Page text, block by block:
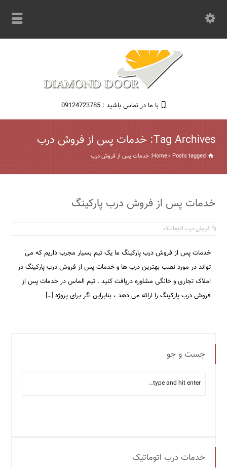
با ما در تماس باشید : 09124723785
Tag Archives: خدمات پس از فروش درب
Home Posts tagged: خدمات پس از فروش درب
خدمات پس از فروش درب پارکینگ‌
فروش درب اتوماتیک
خدمات پس از فروش درب پارکینگ‌ ما یک تیم بسیار مجرب داریم که می
تواند در مورد نصب بهترین درب ها و خدمات پس از فروش درب پارکینگ‌ در
املاک تجاری و خانگی مشاوره دریافت کنید . تیم الماس در خدمات پس از
فروش درب پارکینگ را ارائه می دهد ، بنابراین اگر برای پروژه […]
جست و جو
خدمات درب اتوماتیک